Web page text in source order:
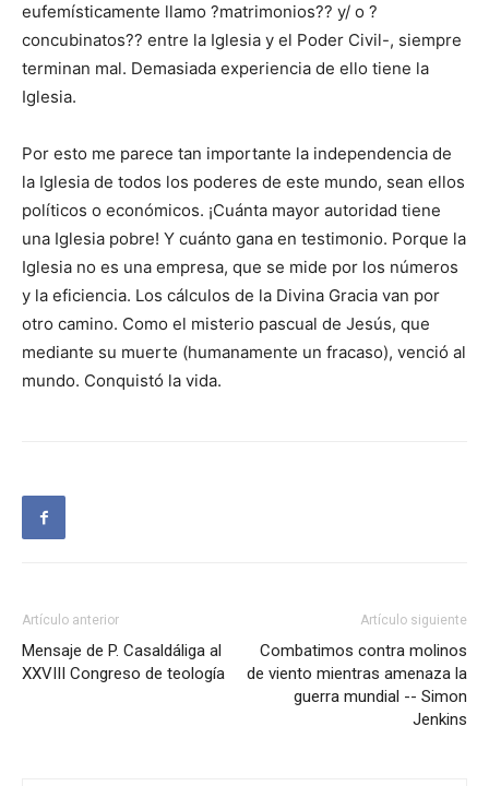
eufemísticamente llamo ?matrimonios?? y/ o ?
concubinatos?? entre la Iglesia y el Poder Civil-, siempre
terminan mal. Demasiada experiencia de ello tiene la
Iglesia.
Por esto me parece tan importante la independencia de
la Iglesia de todos los poderes de este mundo, sean ellos
políticos o económicos. ¡Cuánta mayor autoridad tiene
una Iglesia pobre! Y cuánto gana en testimonio. Porque la
Iglesia no es una empresa, que se mide por los números
y la eficiencia. Los cálculos de la Divina Gracia van por
otro camino. Como el misterio pascual de Jesús, que
mediante su muerte (humanamente un fracaso), venció al
mundo. Conquistó la vida.
Artículo anterior
Mensaje de P. Casaldáliga al
XXVIII Congreso de teología
Artículo siguiente
Combatimos contra molinos
de viento mientras amenaza la
guerra mundial -- Simon
Jenkins